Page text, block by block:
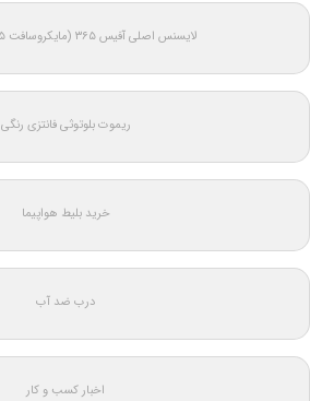
لایسنس اصلی آفیس ۳۶۵ (مایکروسافت ۳۶۵) اورجینال
ریموت بلوتوثی فانتزی رنگی
خرید بلیط هواپیما
درب ضد آب
اخبار کسب و کار